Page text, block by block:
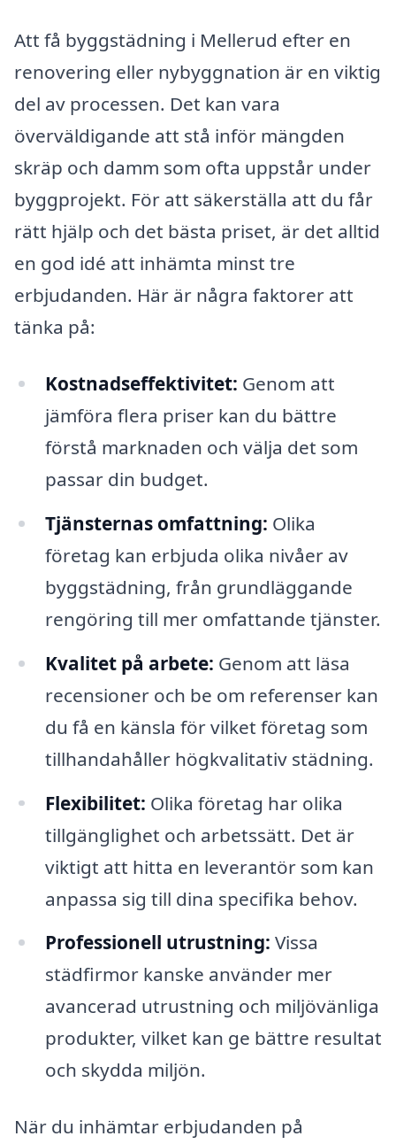
Att få byggstädning i Mellerud efter en
renovering eller nybyggnation är en viktig
del av processen. Det kan vara
överväldigande att stå inför mängden
skräp och damm som ofta uppstår under
byggprojekt. För att säkerställa att du får
rätt hjälp och det bästa priset, är det alltid
en god idé att inhämta minst tre
erbjudanden. Här är några faktorer att
tänka på:
Kostnadseffektivitet: Genom att
jämföra flera priser kan du bättre
förstå marknaden och välja det som
passar din budget.
Tjänsternas omfattning: Olika
företag kan erbjuda olika nivåer av
byggstädning, från grundläggande
rengöring till mer omfattande tjänster.
Kvalitet på arbete: Genom att läsa
recensioner och be om referenser kan
du få en känsla för vilket företag som
tillhandahåller högkvalitativ städning.
Flexibilitet: Olika företag har olika
tillgänglighet och arbetssätt. Det är
viktigt att hitta en leverantör som kan
anpassa sig till dina specifika behov.
Professionell utrustning: Vissa
städfirmor kanske använder mer
avancerad utrustning och miljövänliga
produkter, vilket kan ge bättre resultat
och skydda miljön.
När du inhämtar erbjudanden på